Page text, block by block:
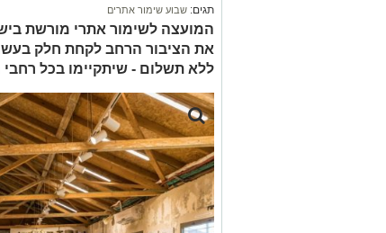
תגים: שבוע שימור אתרים
המועצה לשימור אתרי מורשת
את הציבור הרחב לקחת חלק
ללא תשלום - שיתקיימו בכל רחבי הארץ